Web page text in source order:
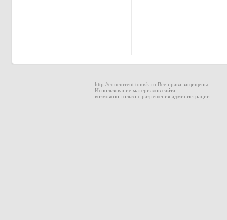
http://concurrent.tomsk.ru Все права защищены.
Использование материалов сайта
возможно только с разрешения администрации.